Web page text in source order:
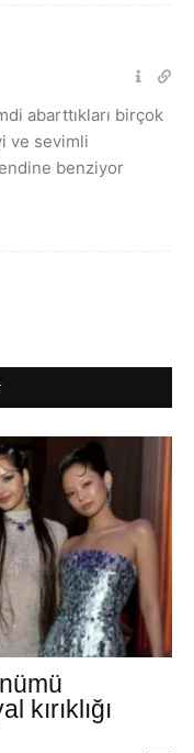
abarttıkları birçok
ve sevimli
benziyor
kırıklığı